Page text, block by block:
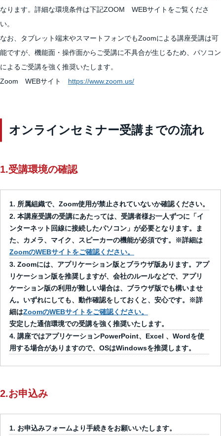
なります。詳細な環境条件は下記ZOOM WEBサイトをご覧くださ
い。
なお、タブレット端末やスマートフォンでもZoomによる講座受講は可
能ですが、機能面・操作面からご受講に不具合が生じるため、パソコン
によるご受講を強く推奨いたします。
Zoom WEBサイト https://www.zoom.us/
オンラインセミナー受講までの流れ
1.受講環境の確認
所属組織で、Zoom使用が禁止されていないか確認ください。
本講座受講の受講にあたっては、受講者様お一人ずつに「イ
ンターネット回線に接続したパソコン」が必要となります。ま
た、カメラ、マイク、スピーカーの機能が必須です。※詳細は
ZoomのWEBサイトをご確認ください。
Zoomには、アプリケーション版とブラウザ版あります。アプ
リケーション版を推奨しますが、会社のルールなどで、アプリ
ケーション版の利用が難しい場合は、ブラウザ版でも構いませ
ん。いずれにしても、動作確認をしておくと、安心です。※詳
細はZoomのWEBサイトをご確認ください。
安定した通信環境での受講を強く推奨いたします。
講座ではアプリケーションPowerPoint、Excel 、Wordを使
用する場合がありますので、OSはWindowsを推奨します。
2.お申込み
お申込みフォームより手続きをお願いいたします。